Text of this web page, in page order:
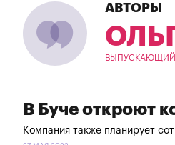
АВТОРЫ
ВЫПУСКАЮЩИЙ
В Буче откроют
Компания также планирует